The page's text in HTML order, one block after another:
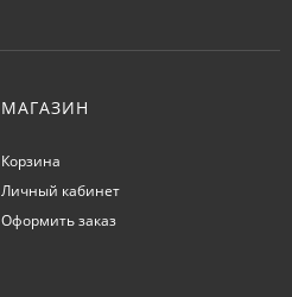
МАГАЗИН
Корзина
Личный кабинет
Оформить заказ